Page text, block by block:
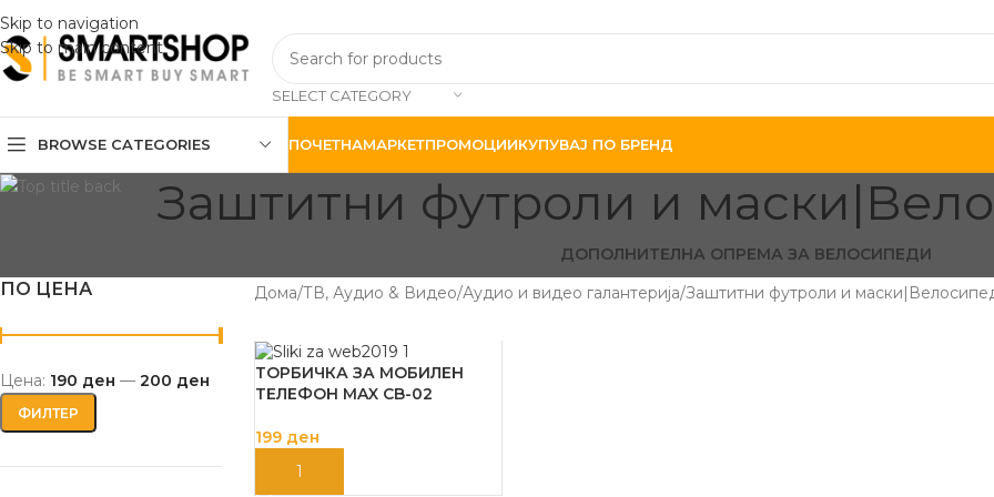
Skip to navigation
Skip to main content
SELECT CATEGORY
BROWSE CATEGORIES ПОЧЕТНАМАРКЕТПРОМОЦИИКУПУВАЈ ПО БРЕНД
Заштитни футроли и
ДОПОЛНИТЕЛНА ОПРЕМА ЗА ВЕЛОСИПЕДИ
ПО ЦЕНА
ФИЛТЕР
Цена: 190 ден — 200 ден
Дома ТВ, Аудио & Видео Аудио и видео галантерија Заштитни футроли и
ТОРБИЧКА ЗА МОБИЛЕН
ТЕЛЕФОН MAX CB-02
199 ден
ДОДАЈ ВО КОШНИЦА